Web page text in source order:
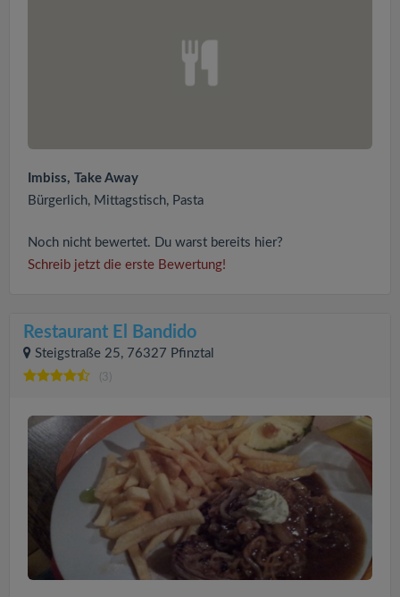
Imbiss, Take Away
Bürgerlich, Mittagstisch, Pasta
Noch nicht bewertet. Du warst bereits hier?
Schreib jetzt die erste Bewertung!
Restaurant El Bandido
Steigstraße 25, 76327 Pfinztal
(3)